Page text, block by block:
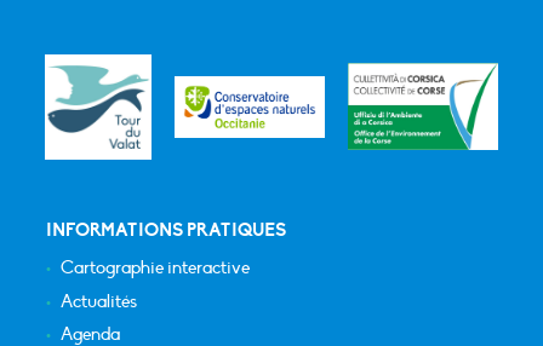
INFORMATIONS PRATIQUES
Cartographie interactive
Actualités
Agenda